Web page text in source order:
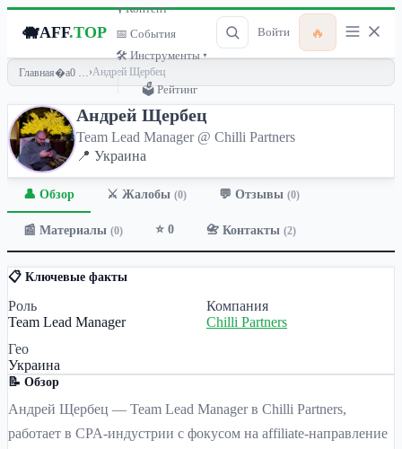
🐗AFF.TOP
🎙 Контент ▾
📅 События
🛠 Инструменты ▾
🗳 Рейтинг
Войти 🔥
Главная ›Андрей Щербец
Андрей Щербец
Team Lead Manager @ Chilli Partners
📍 Украина
👤 Обзор ⚔️ Жалобы (0) 💬 Отзывы (0)
📰 Материалы (0) ⭐ 0 📇 Контакты (2)
📋 Ключевые факты
Роль
Team Lead Manager
Компания
Chilli Partners
Гео
Украина
📝 Обзор
Андрей Щербец — Team Lead Manager в Chilli Partners,
работает в CPA-индустрии с фокусом на affiliate-направление